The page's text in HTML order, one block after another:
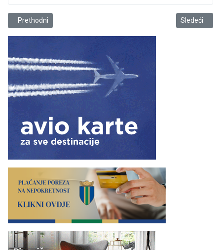
Prethodni članak: Stav: Alexandar Dragićević
Prethodni Sledeći
Sledeći